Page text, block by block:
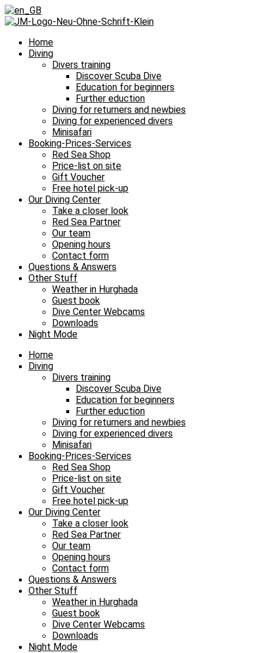
Home
Diving
Divers training
Discover Scuba Dive
Education for beginners
Further eduction
Diving for returners and newbies
Diving for experienced divers
Minisafari
Booking-Prices-Services
Red Sea Shop
Price-list on site
Gift Voucher
Free hotel pick-up
Our Diving Center
Take a closer look
Red Sea Partner
Our team
Opening hours
Contact form
Questions & Answers
Other Stuff
Weather in Hurghada
Guest book
Dive Center Webcams
Downloads
Night Mode
Home
Diving
Divers training
Discover Scuba Dive
Education for beginners
Further eduction
Diving for returners and newbies
Diving for experienced divers
Minisafari
Booking-Prices-Services
Red Sea Shop
Price-list on site
Gift Voucher
Free hotel pick-up
Our Diving Center
Take a closer look
Red Sea Partner
Our team
Opening hours
Contact form
Questions & Answers
Other Stuff
Weather in Hurghada
Guest book
Dive Center Webcams
Downloads
Night Mode